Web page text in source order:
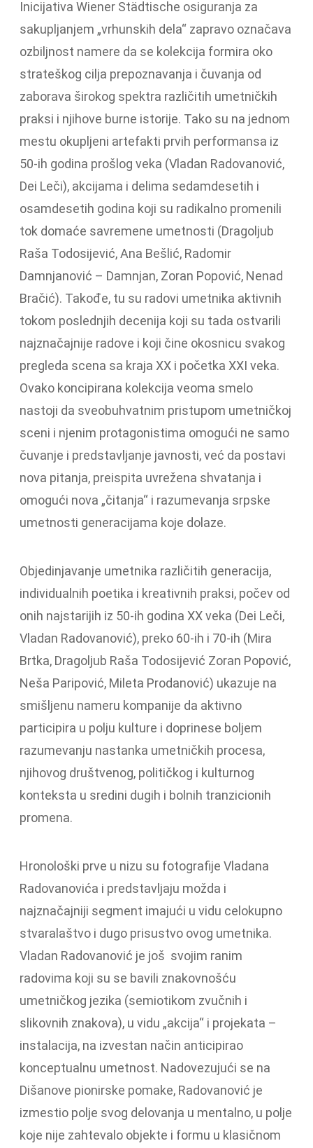
Inicijativa Wiener Städtische osiguranja za
sakupljanjem „vrhunskih dela“ zapravo označava
ozbiljnost namere da se kolekcija formira oko
strateškog cilja prepoznavanja i čuvanja od
zaborava širokog spektra različitih umetničkih
praksi i njihove burne istorije. Tako su na jednom
mestu okupljeni artefakti prvih performansa iz
50-ih godina prošlog veka (Vladan Radovanović,
Dei Leči), akcijama i delima sedamdesetih i
osamdesetih godina koji su radikalno promenili
tok domaće savremene umetnosti (Dragoljub
Raša Todosijević, Ana Bešlić, Radomir
Damnjanović – Damnjan, Zoran Popović, Nenad
Bračić). Takođe, tu su radovi umetnika aktivnih
tokom poslednjih decenija koji su tada ostvarili
najznačajnije radove i koji čine okosnicu svakog
pregleda scena sa kraja XX i početka XXI veka.
Ovako koncipirana kolekcija veoma smelo
nastoji da sveobuhvatnim pristupom umetničkoj
sceni i njenim protagonistima omogući ne samo
čuvanje i predstavljanje javnosti, već da postavi
nova pitanja, preispita uvrežena shvatanja i
omogući nova „čitanja“ i razumevanja srpske
umetnosti generacijama koje dolaze.
Objedinjavanje umetnika različitih generacija,
individualnih poetika i kreativnih praksi, počev od
onih najstarijih iz 50-ih godina XX veka (Dei Leči,
Vladan Radovanović), preko 60-ih i 70-ih (Mira
Brtka, Dragoljub Raša Todosijević Zoran Popović,
Neša Paripović, Mileta Prodanović) ukazuje na
smišljenu nameru kompanije da aktivno
participira u polju kulture i doprinese boljem
razumevanju nastanka umetničkih procesa,
njihovog društvenog, političkog i kulturnog
konteksta u sredini dugih i bolnih tranzicionih
promena.
Hronološki prve u nizu su fotografije Vladana
Radovanovića i predstavljaju možda i
najznačajniji segment imajući u vidu celokupno
stvaralaštvo i dugo prisustvo ovog umetnika.
Vladan Radovanović je još svojim ranim
radovima koji su se bavili znakovnošću
umetničkog jezika (semiotikom zvučnih i
slikovnih znakova), u vidu „akcija“ i projekata –
instalacija, na izvestan način anticipirao
konceptualnu umetnost. Nadovezujući se na
Dišanove pionirske pomake, Radovanović je
izmestio polje svog delovanja u mentalno, u polje
koje nije zahtevalo objekte i formu u klasičnom